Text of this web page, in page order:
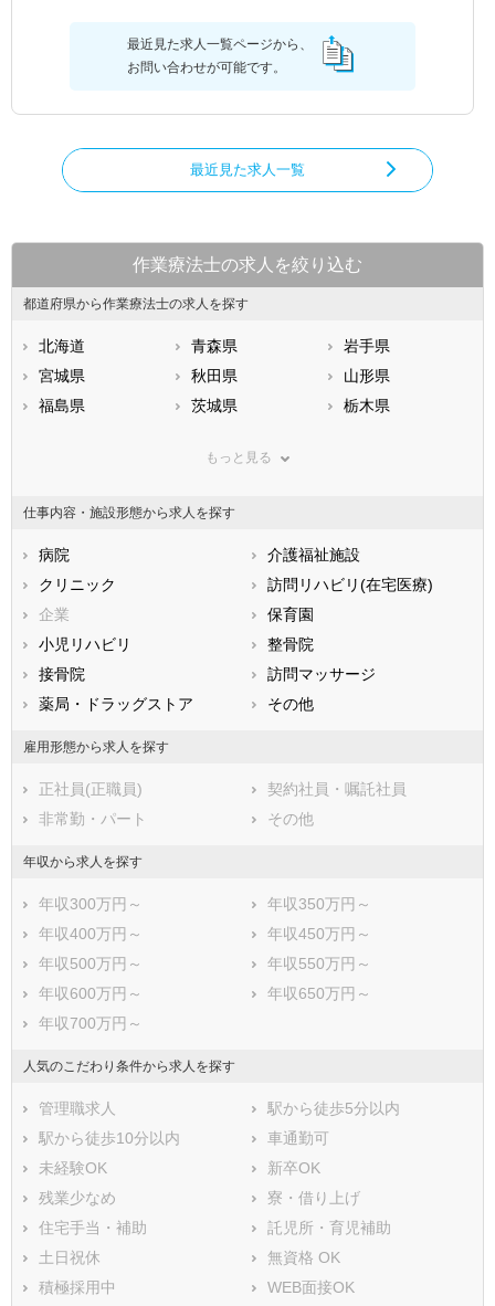
最近見た求人一覧ページから、
お問い合わせが可能です。
最近見た求人一覧
作業療法士の求人を絞り込む
都道府県から作業療法士の求人を探す
北海道 青森県
岩手県
宮城県
秋田県
山形県
福島県
茨城県
栃木県
神奈川県
石川県
福井県
静岡県
三重県
滋賀県
大阪府
兵庫県
鳥取県
広島県
徳島県
香川県
愛媛県
鹿児島県
もっと見る
仕事内容・施設形態から求人を探す
病院
介護福祉施設
クリニック
訪問リハビリ(在宅医療)
企業
保育園
小児リハビリ
整骨院
接骨院
訪問マッサージ
薬局・ドラッグストア
その他
雇用形態から求人を探す
正社員(正職員)
契約社員・嘱託社員
非常勤・パート
その他
年収から求人を探す
年収300万円～
年収350万円～
年収400万円～
年収450万円～
年収500万円～
年収550万円～
年収600万円～
年収650万円～
年収700万円～
人気のこだわり条件から求人を探す
管理職求人
駅から徒歩5分以内
駅から徒歩10分以内
車通勤可
未経験OK
新卒OK
残業少なめ
寮・借り上げ
住宅手当・補助
託児所・育児補助
土日祝休
無資格 OK
積極採用中
WEB面接OK